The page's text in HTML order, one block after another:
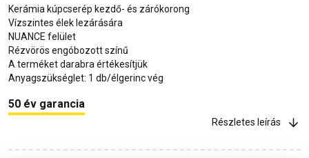
Kerámia kúpcserép kezdő- és zárókorong
Vízszintes élek lezárására
NUANCE felület
Rézvörös engóbozott színű
A terméket darabra értékesítjük
Anyagszükséglet: 1 db/élgerinc vég
50 év garancia
Részletes leírás